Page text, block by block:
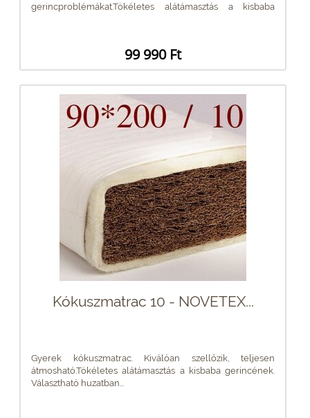
gerincproblémákat.Tökéletes alátámasztás a kisbaba
99 990 Ft
Kókuszmatrac 10 - NOVETEX...
Gyerek kókuszmatrac. Kiválóan szellőzik, teljesen
átmosható.Tökéletes alátámasztás a kisbaba gerincének.
Választható huzatban...